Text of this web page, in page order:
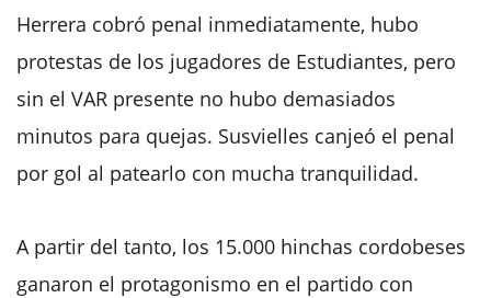
Herrera cobró penal inmediatamente, hubo
protestas de los jugadores de Estudiantes, pero
sin el VAR presente no hubo demasiados
minutos para quejas. Susvielles canjeó el penal
por gol al patearlo con mucha tranquilidad.
A partir del tanto, los 15.000 hinchas cordobeses
ganaron el protagonismo en el partido con